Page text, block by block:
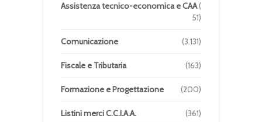
Assistenza tecnico-economica e CAA(
51)
Comunicazione (3.131)
Fiscale e Tributaria (163)
Formazione e Progettazione (200)
Listini merci C.C.I.A.A. (361)